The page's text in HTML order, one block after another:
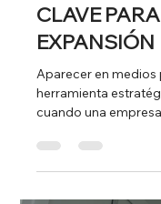
euro reinvertido , no
un relato con alto valor
económicos y generalistas.
determinados hitos
la a